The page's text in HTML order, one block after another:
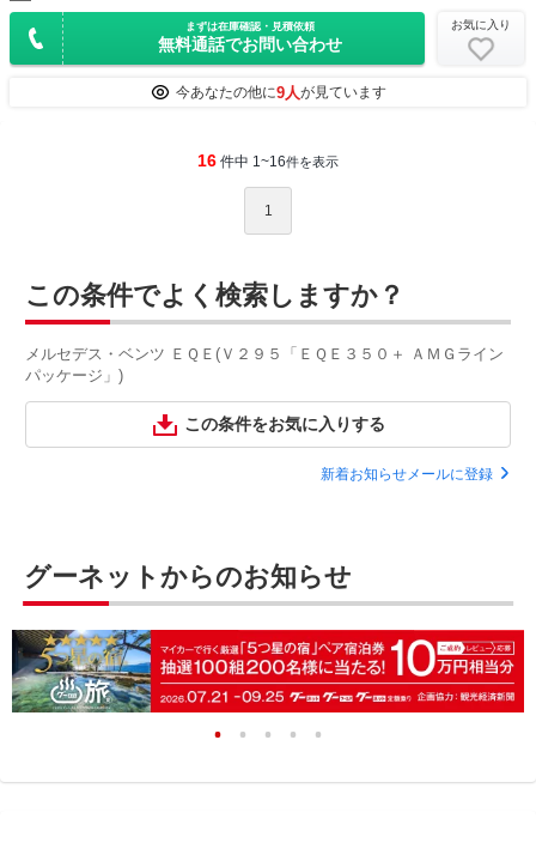
まずは在庫確認・見積依頼
無料通話でお問い合わせ
お気に入り
今あなたの他に9人が見ています
16 件中 1~16件を表示
1
この条件でよく検索しますか？
メルセデス・ベンツ ＥＱＥ(Ｖ２９５「ＥＱＥ３５０＋ ＡＭＧライン
パッケージ」)
この条件をお気に入りする
新着お知らせメールに登録
グーネットからのお知らせ